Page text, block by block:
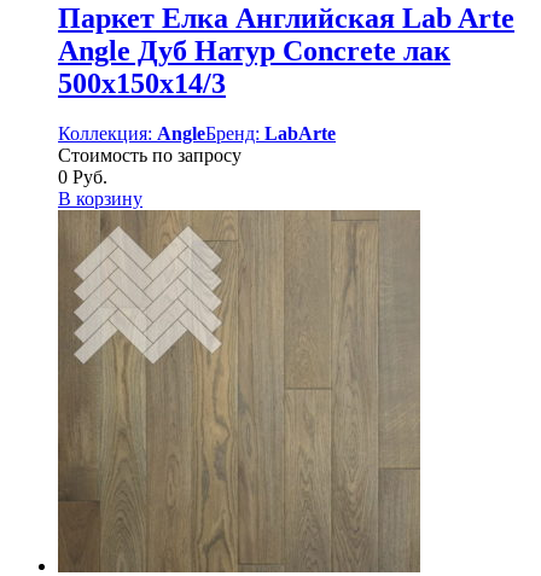
Паркет Елка Английская Lab Arte
Angle Дуб Натур Concrete лак
500х150х14/3
Коллекция: AngleБренд: LabArte
Стоимость по запросу
0 Руб.
В корзину